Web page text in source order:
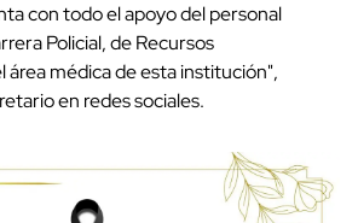
con todo el apoyo del personal
Policial, de Recursos
área médica de esta institución",
en redes sociales.